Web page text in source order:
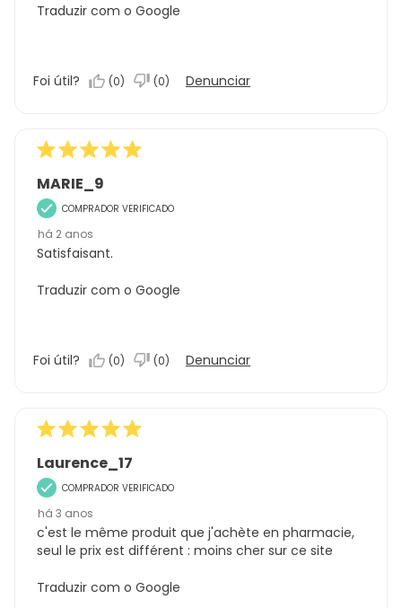
Traduzir com o Google
Foi útil? (0) (0) Denunciar
MARIE_9
COMPRADOR VERIFICADO
há 2 anos
Satisfaisant.
Traduzir com o Google
Foi útil? (0) (0) Denunciar
Laurence_17
COMPRADOR VERIFICADO
há 3 anos
c'est le même produit que j'achète en pharmacie,
seul le prix est différent : moins cher sur ce site
Traduzir com o Google